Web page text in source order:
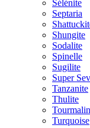
Sélénite
Septaria
Shungite
Sodalite
Spinelle
Sugilite
Super
Tanzanite
Thulite
Turquoise